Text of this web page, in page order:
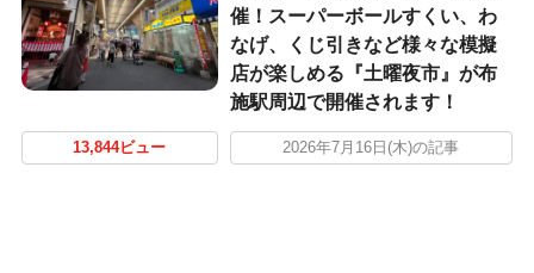
催！スーパーボールすくい、わ
なげ、くじ引きなど様々な模擬
店が楽しめる『土曜夜市』が布
施駅周辺で開催されます！
13,844ビュー 2026年7月16日(木)の記事